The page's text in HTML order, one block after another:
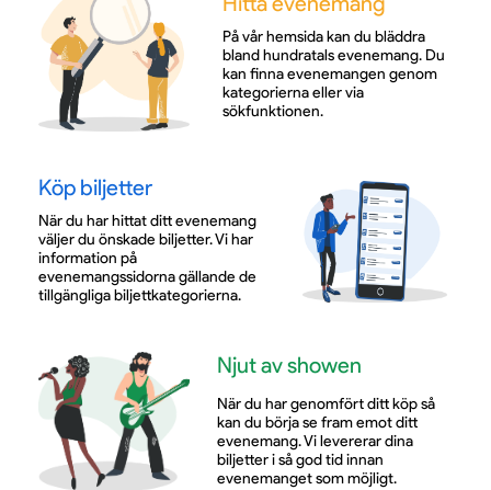
På vår hemsida kan du bläddra
bland hundratals evenemang. Du
kan finna evenemangen genom
kategorierna eller via
sökfunktionen.
Köp biljetter
När du har hittat ditt evenemang
väljer du önskade biljetter. Vi har
information på
evenemangssidorna gällande de
tillgängliga biljettkategorierna.
Njut av showen
När du har genomfört ditt köp så
kan du börja se fram emot ditt
evenemang. Vi levererar dina
biljetter i så god tid innan
evenemanget som möjligt.